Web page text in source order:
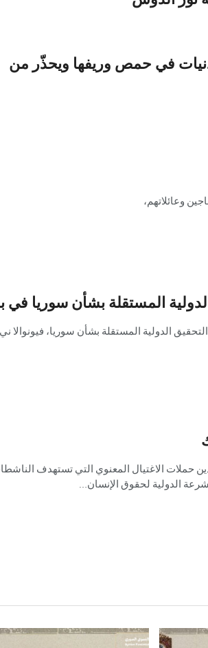
نور
في حمص وريفها ويحذّر من
وعائلاتهم،
المستقلة بشأن سوريا في
الدولية المستقلة بشأن سوريا، فيونوالا ني
حملات الاغتيال المعنوي التي تستهدف
الدولية لحقوق الإنسان…